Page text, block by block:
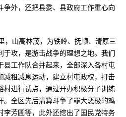
争外，还把县委、县政府工作重心向
山高林茂，为铁岭、抚顺、清原三
于攻，是游击战争的理想之地。我们
县工作队合并起来，全部深入各村屯
减租减息运动，建立村屯政权，打击
村进行试点，通过开办积极分子训练
。全区先后清算斗争了罪大恶极的鸡
李芳圃等，此外还挖出了国民党特务